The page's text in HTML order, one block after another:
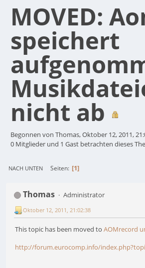
MOVED:
speichert
nicht ab
Begonnen von Thomas, Oktober 12, 2011,
0 Mitglieder und 1 Gast betrachten dieses
NACH UNTEN Seiten 1
Thomas Administrator
Oktober 12, 2011, 21:02:38
This topic has been moved to AOMrecord
http://forum.eurocomp.info/